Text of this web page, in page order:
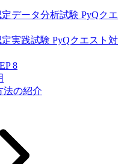
データ分析試験 PyQクエ
実践試験 PyQクエスト対
8
法の紹介